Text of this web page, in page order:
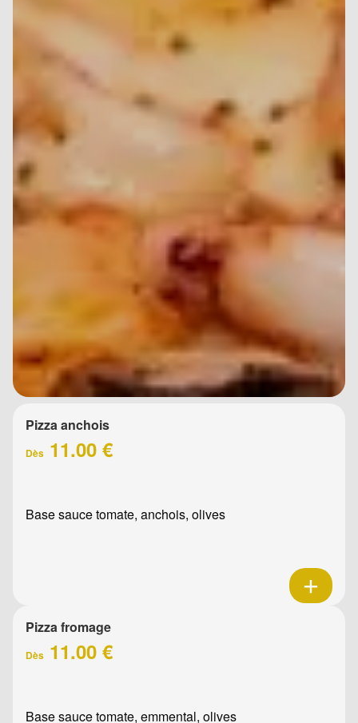
Pizza anchois
Dès 11.00 €
Base sauce tomate, anchois, olives
Pizza fromage
Dès 11.00 €
Base sauce tomate, emmental, olives